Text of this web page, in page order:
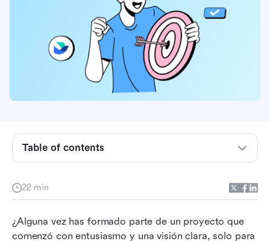
22 min
¿Alguna vez has formado parte de un proyecto que
comenzó con entusiasmo y una visión clara, solo para
Table of contents
¿Qué es el seguimiento de proyectos?
proyectos en la gestión de proyectos?